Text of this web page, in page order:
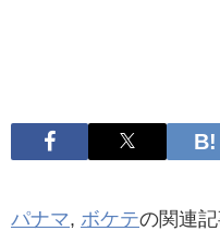
パナマ, ボケテの関連